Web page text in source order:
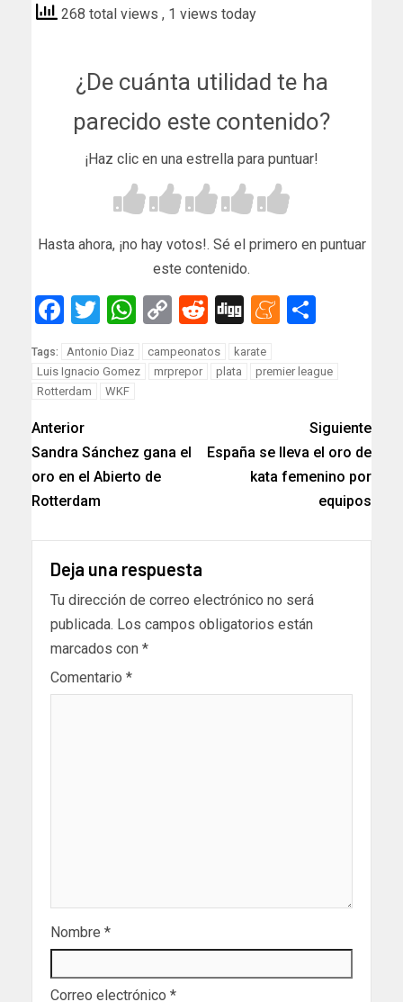
268 total views , 1 views today
¿De cuánta utilidad te ha
parecido este contenido?
¡Haz clic en una estrella para puntuar!
Hasta ahora, ¡no hay votos!. Sé el primero en puntuar
este contenido.
Facebook
Twitter
WhatsApp
Copy
Link
Reddit
Digg
Tags: Antonio Diaz campeonatos
karate
Luis Ignacio Gomez
mrprepor plata
premier league
Rotterdam
WKF
Anterior
Sandra Sánchez gana el
oro en el Abierto de
Rotterdam
Siguiente
España se lleva el oro de
kata femenino por
equipos
Deja una respuesta
Tu dirección de correo electrónico no será
publicada. Los campos obligatorios están
marcados con *
Comentario *
Nombre *
Correo electrónico *